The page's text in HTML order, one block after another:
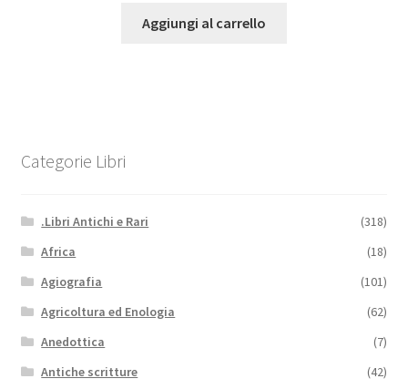
Aggiungi al carrello
Categorie Libri
.Libri Antichi e Rari
(318)
Africa
(18)
Agiografia
(101)
Agricoltura ed Enologia
(62)
Anedottica
(7)
Antiche scritture
(42)